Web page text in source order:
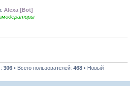
Alexa [Bot]
306 • Всего пользователей: 468 • Новый